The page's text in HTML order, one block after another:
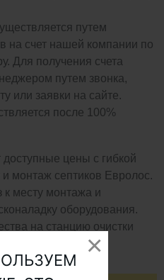
путем
на счет нашей компании по
Для получения счета
путем звонка,
или заявки на сайте.
после 100%
цены с гибкой
и монтаж септиков Евролос.
к месту монтажа и
оборудования.
на станцию очистки